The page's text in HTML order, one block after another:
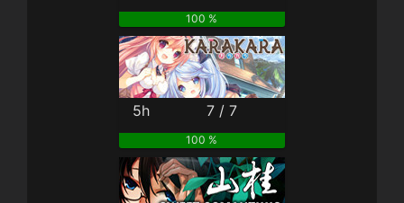
100 %
5h 7 / 7
100 %